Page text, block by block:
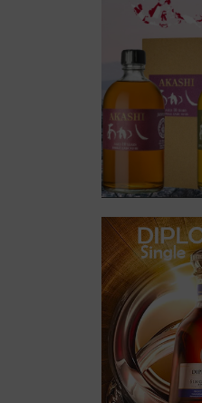
Julio Reposado 0,7l 38%
1 075,00 Kč
Skladem